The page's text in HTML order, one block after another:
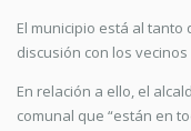
El municipio está al
discusión con los
En relación a ello, el
comunal que “están en